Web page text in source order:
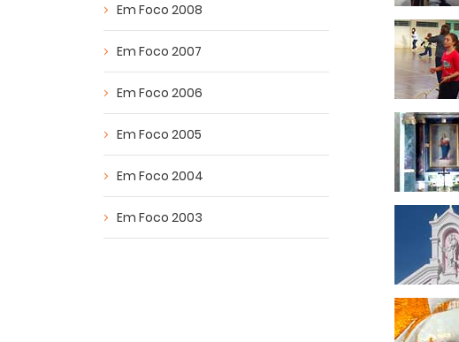
Em Foco 2008
Em Foco 2007
Em Foco 2006
Em Foco 2005
Em Foco 2004
Em Foco 2003